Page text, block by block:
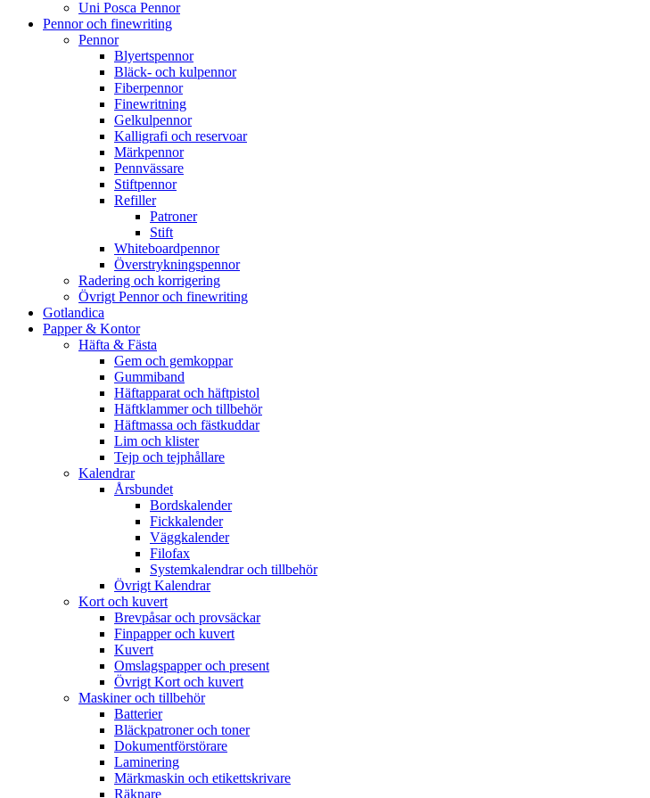
Uni Posca Pennor
Pennor och finewriting
Pennor
Blyertspennor
Bläck- och kulpennor
Fiberpennor
Finewritning
Gelkulpennor
Kalligrafi och reservoar
Märkpennor
Pennvässare
Stiftpennor
Refiller
Patroner
Stift
Whiteboardpennor
Överstrykningspennor
Radering och korrigering
Övrigt Pennor och finewriting
Gotlandica
Papper & Kontor
Häfta & Fästa
Gem och gemkoppar
Gummiband
Häftapparat och häftpistol
Häftklammer och tillbehör
Häftmassa och fästkuddar
Lim och klister
Tejp och tejphållare
Kalendrar
Årsbundet
Bordskalender
Fickkalender
Väggkalender
Filofax
Systemkalendrar och tillbehör
Övrigt Kalendrar
Kort och kuvert
Brevpåsar och provsäckar
Finpapper och kuvert
Kuvert
Omslagspapper och present
Övrigt Kort och kuvert
Maskiner och tillbehör
Batterier
Bläckpatroner och toner
Dokumentförstörare
Laminering
Märkmaskin och etikettskrivare
Räknare